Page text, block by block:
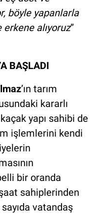
böyle yapanlarla
alıyoruz”
BAŞLADI
’ın tarım
kararlı
yapı sahibi de
işlemlerini kendi
bir oranda
sahiplerinden
vatandaş